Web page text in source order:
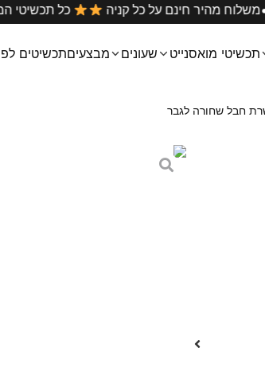
משלוח מהיר חינם על כל קניה• בארץ
תכשיטי מואסנייט שעונים מבצעיםתכשיטים
חבל שחורה לגבר
שרשרת חבל